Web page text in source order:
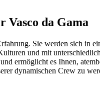
Vasco da Gama
Sie werden sich in
und mit
ermöglicht es Ihnen,
dynamischen Crew zu